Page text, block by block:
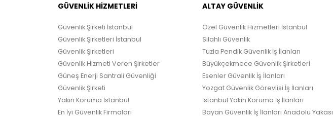
GÜVENLİK HİZMETLERİ
Güvenlik Şirketi İstanbul
Güvenlik Şirketleri İstanbul
Güvenlik Şirketleri
Güvenlik Hizmeti Veren Şirketler
Güneş Enerji Santrali Güvenliği
Güvenlik Şirketi
Yakın Koruma İstanbul
En İyi Güvenlik Firmaları
ALTAY GÜVENLİK
Özel Güvenlik Hizmetleri İstanbul
Silahlı Güvenlik
Tuzla Pendik Güvenlik İş İlanları
Büyükçekmece Güvenlik Şirketleri
Esenler Güvenlik İş İlanları
Yozgat Güvenlik Görevlisi İş İlanları
İstanbul Yakın Koruma İş İlanları
Bayan Güvenlik İş İlanları Anadolu Yakası